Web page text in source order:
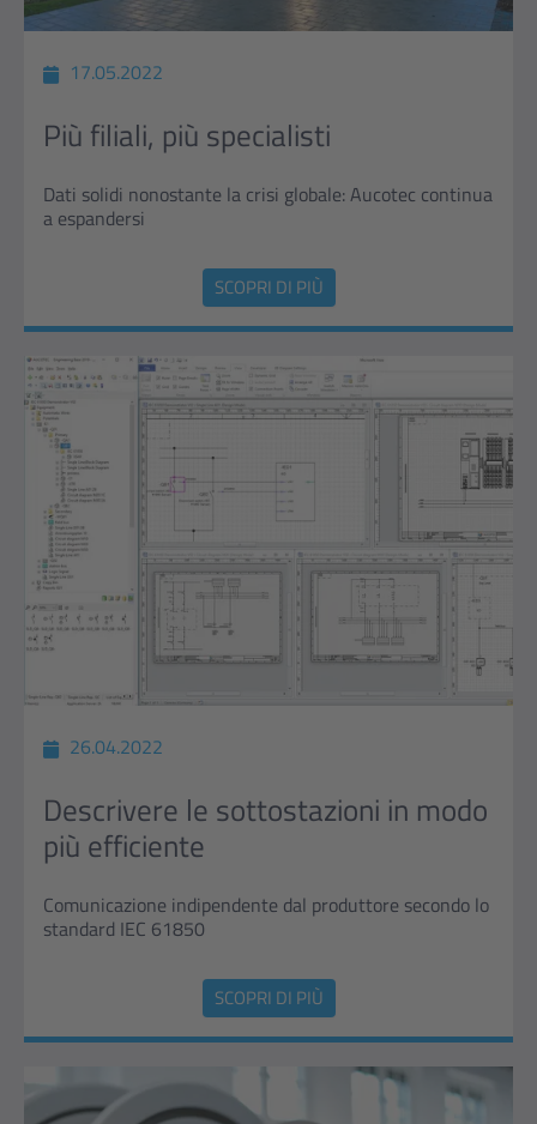
17.05.2022
Più filiali, più specialisti
Dati solidi nonostante la crisi globale: Aucotec continua
a espandersi
SCOPRI DI PIÙ
26.04.2022
Descrivere le sottostazioni in modo
più efficiente
Comunicazione indipendente dal produttore secondo lo
standard IEC 61850
SCOPRI DI PIÙ